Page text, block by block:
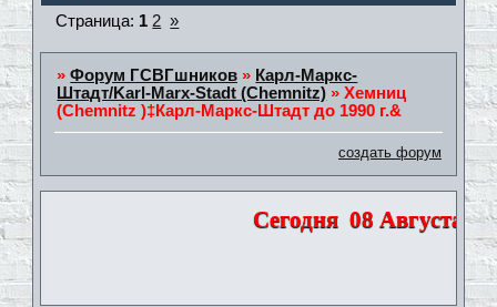
Страница: 1 2 »
»Форум ГСВГшников » Карл-Маркс-
Штадт/Karl-Marx-Stadt (Chemnitz) »Хемниц
(Chemnitz )‡Карл-Маркс-Штадт до 1990 г.&
создать форум
Сегодня 08 Августа